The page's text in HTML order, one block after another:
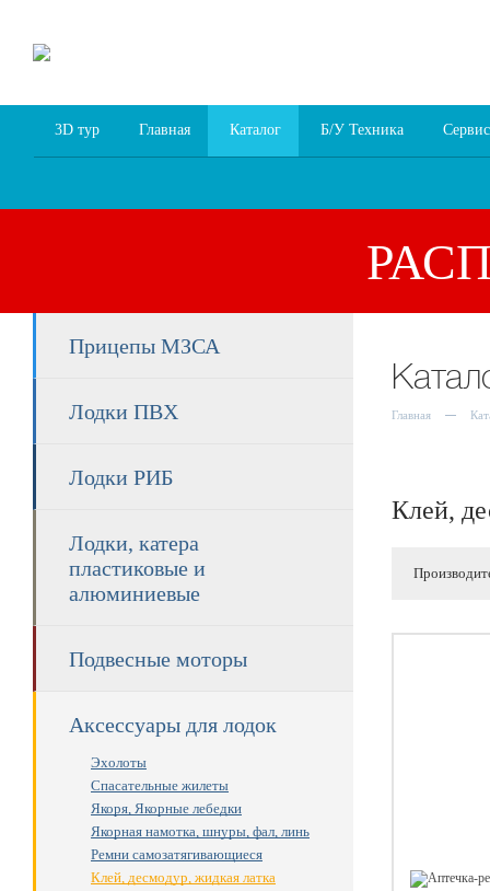
3D тур Главная Каталог Б/У Техника Сервис
Прицепы МЗСА
Лодки ПВХ
Лодки РИБ
Лодки, катера
пластиковые и
алюминиевые
Подвесные моторы
Аксессуары для лодок
Эхолоты
Спасательные жилеты
Якоря, Якорные лебедки
Якорная намотка, шнуры, фал, линь
Ремни самозатягивающиеся
Клей, десмодур, жидкая латка
Главная
Клей,